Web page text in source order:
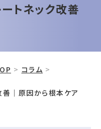
トネック改善
コラム
善｜原因から根本ケア